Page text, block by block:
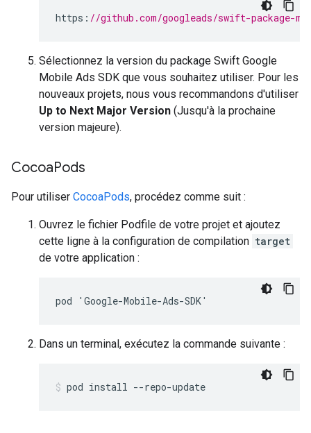
https : //github.com/googleads/swift-package-
Sélectionnez la version du package Swift Google
Mobile Ads SDK que vous souhaitez utiliser. Pour les
nouveaux projets, nous vous recommandons d'utiliser
Up to Next Major Version (Jusqu'à la prochaine
version majeure).
CocoaPods
Pour utiliser CocoaPods, procédez comme suit :
Ouvrez le fichier Podfile de votre projet et ajoutez
cette ligne à la configuration de compilation target
de votre application :
pod 'Google-Mobile-Ads-SDK'
Dans un terminal, exécutez la commande suivante :
pod install --repo-update